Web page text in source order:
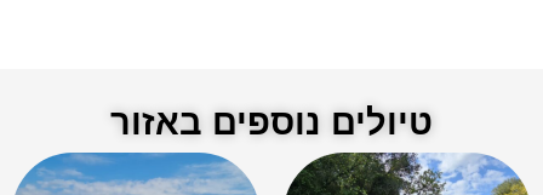
טיולים נוספים באזור